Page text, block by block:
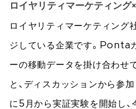
ロイヤリティマーケティング
ロイヤリティマーケティング
ジしている企業です。Ponta
ーの移動データを掛け合わせ
と、ディスカッションから参
に5月から実証実験を開始し